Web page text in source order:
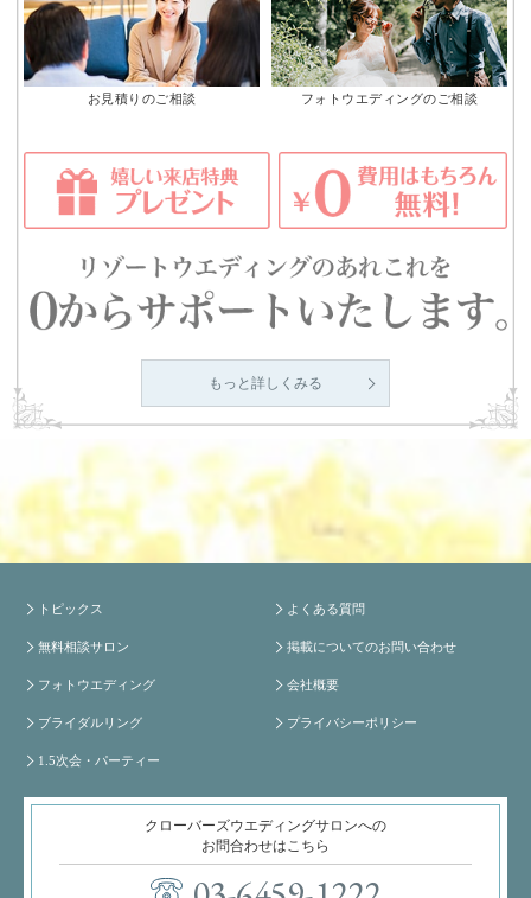
お見積りのご相談 フォトウエディングのご相談
もっと詳しくみる
トピックス
無料相談サロン
フォトウエディング
ブライダルリング
1.5次会・パーティー
よくある質問
掲載についてのお問い合わせ
会社概要
プライバシーポリシー
クローバーズウエディングサロンへの
お問合わせはこちら